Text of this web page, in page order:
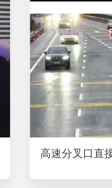
高速分叉口直